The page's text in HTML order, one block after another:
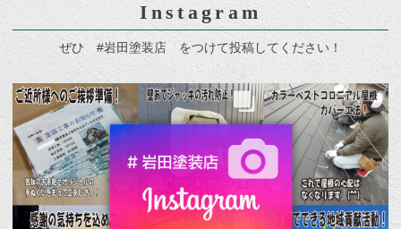
Instagram
ぜひ #岩田塗装店 をつけて投稿してください！